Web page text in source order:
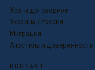
Хоз. и договорное
Украина / Россия
Миграция
Апостиль и доверенности
КОНТАКТ